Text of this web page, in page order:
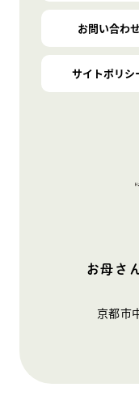
お母さ
京都市
お問い合わせ
サイトポリシ